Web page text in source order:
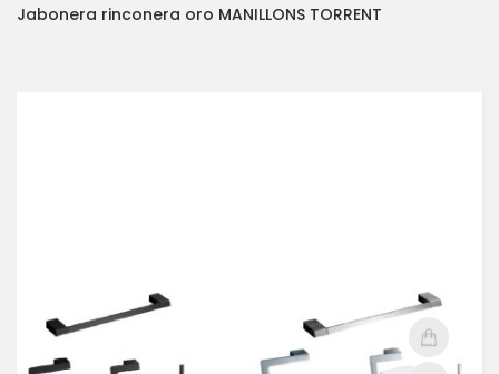
Jabonera rinconera oro MANILLONS TORRENT